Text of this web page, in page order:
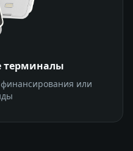
терминалы
или